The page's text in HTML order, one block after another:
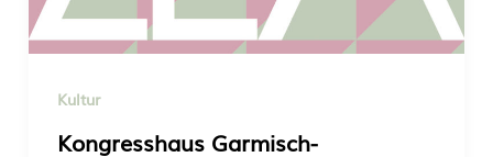
Kultur
Kongresshaus Garmisch-